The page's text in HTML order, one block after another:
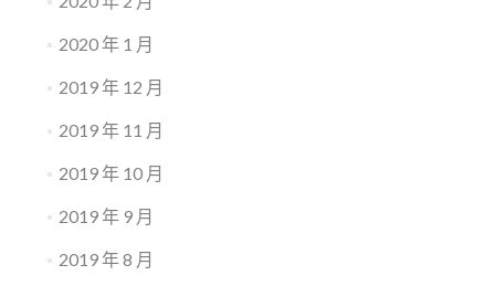
2020 年 1 月
2019 年 12 月
2019 年 11 月
2019 年 10 月
2019 年 9 月
2019 年 8 月